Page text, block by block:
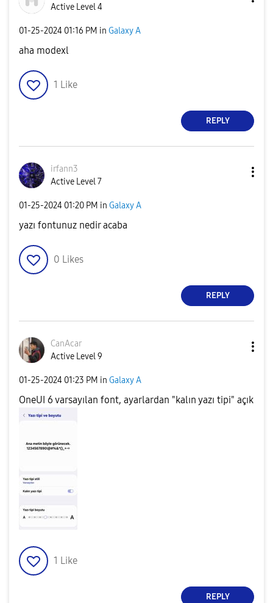
Active Level 4
‎01-25-2024 01:16 PM in Galaxy A
aha modexl
1 Like
REPLY
irfann3
Active Level 7
‎01-25-2024 01:20 PM in Galaxy A
yazı fontunuz nedir acaba
0 Likes
REPLY
CanAcar
Active Level 9
‎01-25-2024 01:23 PM in Galaxy A
OneUI 6 varsayılan font, ayarlardan "kalın yazı tipi" açık
1 Like
REPLY